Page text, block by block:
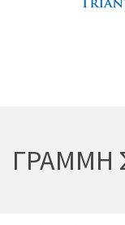
ΓΡΑΜΜΗ